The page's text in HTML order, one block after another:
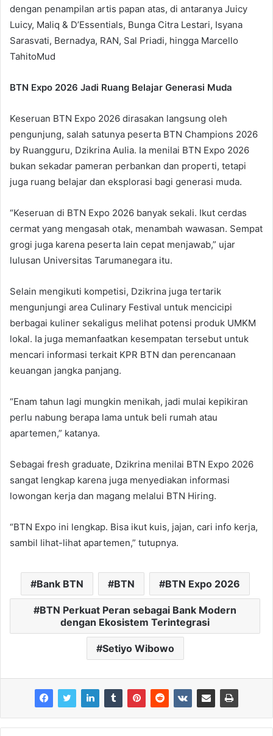
dengan penampilan artis papan atas, di antaranya Juicy
Luicy, Maliq & D’Essentials, Bunga Citra Lestari, Isyana
Sarasvati, Bernadya, RAN, Sal Priadi, hingga Marcello
TahitoMud
BTN Expo 2026 Jadi Ruang Belajar Generasi Muda
Keseruan BTN Expo 2026 dirasakan langsung oleh
pengunjung, salah satunya peserta BTN Champions 2026
by Ruangguru, Dzikrina Aulia. Ia menilai BTN Expo 2026
bukan sekadar pameran perbankan dan properti, tetapi
juga ruang belajar dan eksplorasi bagi generasi muda.
“Keseruan di BTN Expo 2026 banyak sekali. Ikut cerdas
cermat yang mengasah otak, menambah wawasan. Sempat
grogi juga karena peserta lain cepat menjawab,” ujar
lulusan Universitas Tarumanegara itu.
Selain mengikuti kompetisi, Dzikrina juga tertarik
mengunjungi area Culinary Festival untuk mencicipi
berbagai kuliner sekaligus melihat potensi produk UMKM
lokal. Ia juga memanfaatkan kesempatan tersebut untuk
mencari informasi terkait KPR BTN dan perencanaan
keuangan jangka panjang.
“Enam tahun lagi mungkin menikah, jadi mulai kepikiran
perlu nabung berapa lama untuk beli rumah atau
apartemen,” katanya.
Sebagai fresh graduate, Dzikrina menilai BTN Expo 2026
sangat lengkap karena juga menyediakan informasi
lowongan kerja dan magang melalui BTN Hiring.
“BTN Expo ini lengkap. Bisa ikut kuis, jajan, cari info kerja,
sambil lihat-lihat apartemen,” tutupnya.
Bank BTN BTN BTN Expo 2026
BTN Perkuat Peran sebagai Bank Modern
dengan Ekosistem Terintegrasi
Setiyo Wibowo